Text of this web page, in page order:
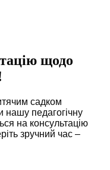
щодо
садком
нашу педагогічну
на консультацію
зручний час –